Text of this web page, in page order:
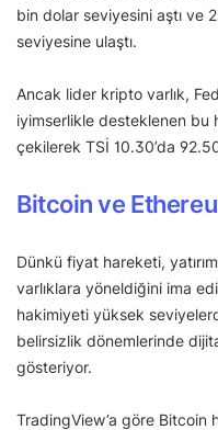
bin dolar seviyesini aştı ve
seviyesine ulaştı.
Ancak lider kripto varlık,
iyimserlikle desteklenen bu
çekilerek TSİ 10.30’da
Bitcoin ve
Dünkü fiyat hareketi,
varlıklara yöneldiğini ima
hakimiyeti yüksek
belirsizlik dönemlerinde
gösteriyor.
TradingView’a göre Bitcoin